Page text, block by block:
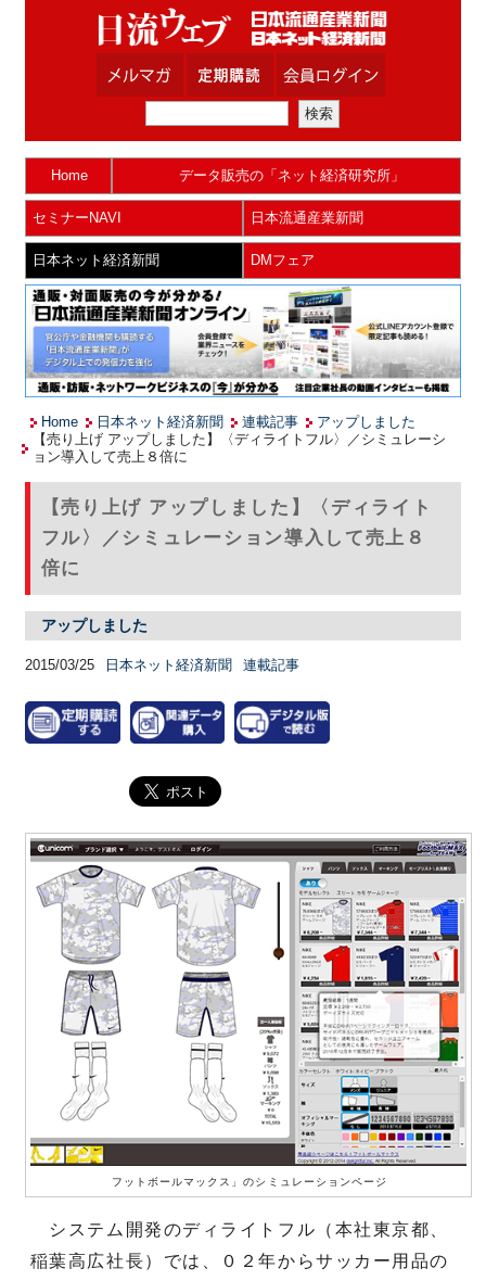
Home データ販売の「ネット経済研究所」
セミナーNAVI 日本流通産業新聞
日本ネット経済新聞 DMフェア
Home 日本ネット経済新聞 連載記事
アップしました
【売り上げ アップしました】〈ディライトフル〉／シミュレーシ
ョン導入して売上８倍に
【売り上げ アップしました】〈ディライト
フル〉／シミュレーション導入して売上８
倍に
アップしました
2015/03/25 日本ネット経済新聞 連載記事
フットボールマックス」のシミュレーションページ
システム開発のディライトフル（本社東京都、
稲葉高広社長）では、０２年からサッカー用品の